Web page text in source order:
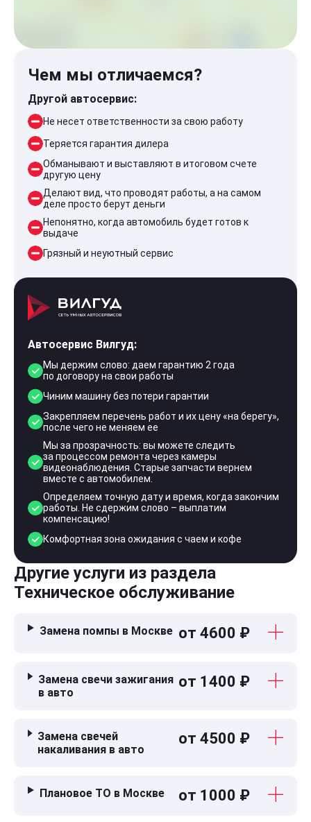
Чем мы отличаемся?
Другой автосервис:
Не несет ответственности за свою работу
Теряется гарантия дилера
Обманывают и выставляют в итоговом счете
другую цену
Делают вид, что проводят работы, а на самом
деле просто берут деньги
Непонятно, когда автомобиль будет готов к
выдаче
Грязный и неуютный сервис
Автосервис Вилгуд:
Мы держим слово: даем гарантию 2 года
по договору на свои работы
Чиним машину без потери гарантии
Закрепляем перечень работ и их цену «на берегу»,
после чего не меняем ее
Мы за прозрачность: вы можете следить
за процессом ремонта через камеры
видеонаблюдения. Старые запчасти вернем
вместе с автомобилем.
Определяем точную дату и время, когда закончим
работы. Не сдержим слово – выплатим
компенсацию!
Комфортная зона ожидания с чаем и кофе
Другие услуги из раздела
Техническое обслуживание
Замена помпы в Москве от 4600 ₽
Замена свечи зажигания
в авто
от 1400 ₽
Замена свечей
накаливания в авто
от 4500 ₽
Плановое ТО в Москве от 1000 ₽